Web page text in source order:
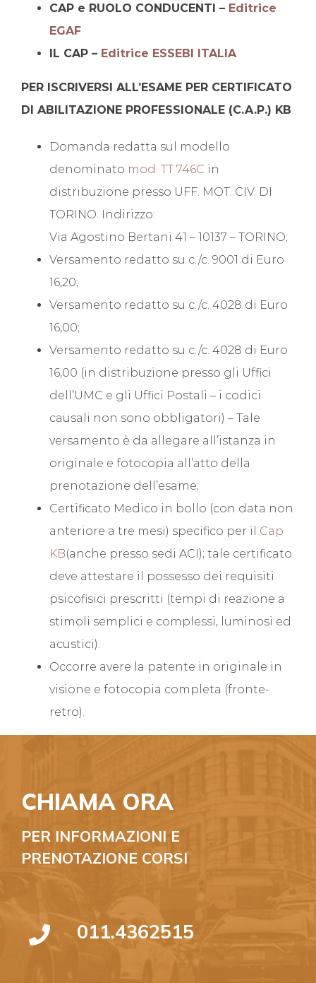
CAP e RUOLO CONDUCENTI – Editrice
EGAF
IL CAP – Editrice ESSEBI ITALIA
PER ISCRIVERSI ALL’ESAME PER CERTIFICATO
DI ABILITAZIONE PROFESSIONALE (C.A.P.) KB
Domanda redatta sul modello
denominato mod. TT 746C in
distribuzione presso UFF. MOT. CIV. DI
TORINO. Indirizzo:
Via Agostino Bertani 41 – 10137 – TORINO;
Versamento redatto su c./c. 9001 di Euro
16,20;
Versamento redatto su c./c. 4028 di Euro
16,00;
Versamento redatto su c./c. 4028 di Euro
16,00 (in distribuzione presso gli Uffici
dell’UMC e gli Uffici Postali – i codici
causali non sono obbligatori) – Tale
versamento è da allegare all’istanza in
originale e fotocopia all’atto della
prenotazione dell’esame;
Certificato Medico in bollo (con data non
anteriore a tre mesi) specifico per il
Cap
KB(anche presso sedi ACI); tale certificato
deve attestare il possesso dei requisiti
psicofisici prescritti (tempi di reazione a
stimoli semplici e complessi, luminosi ed
acustici).
Occorre avere la patente in originale in
visione e fotocopia completa (fronte-
retro).
CHIAMA ORA
PER INFORMAZIONI E
PRENOTAZIONE CORSI
011.4362515